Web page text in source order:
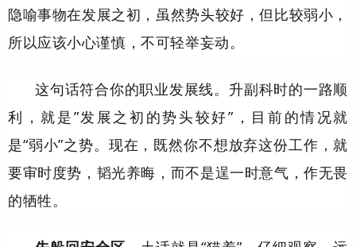
隐喻事物在发展之初，虽然势头较好，但比较弱小，
所以应该小心谨慎，不可轻举妄动。
这句话符合你的职业发展线。升副科时的一路顺
利，就是”发展之初的势头较好”，目前的情况就
是“弱小”之势。现在，既然你不想放弃这份工作，就
要审时度势，韬光养晦，而不是逞一时意气，作无畏
的牺牲。